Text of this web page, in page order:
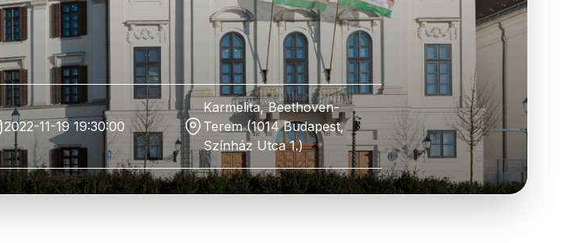
2022-11-19 19:30:00
Karmelita, Beethoven-
Terem (1014 Budapest,
Színház Utca 1.)